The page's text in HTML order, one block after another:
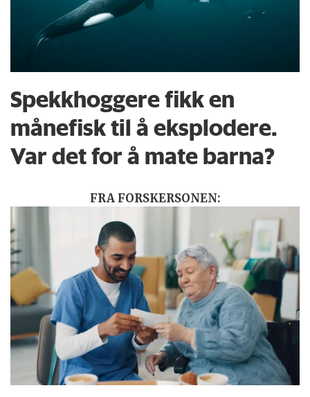
Spekkhoggere fikk en
månefisk til å eksplodere.
Var det for å mate barna?
FRA FORSKERSONEN: